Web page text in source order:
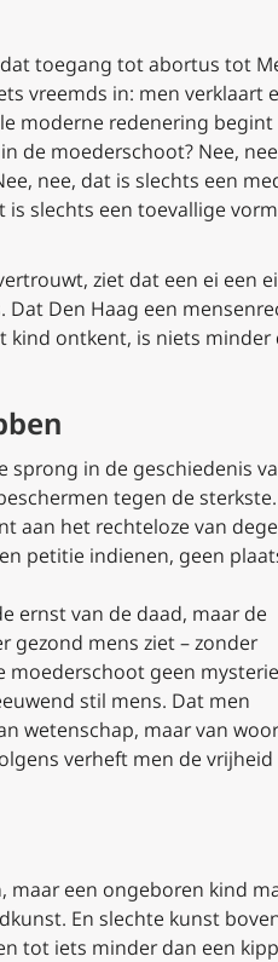
toegang tot abortus tot
vreemds in: men verklaart
moderne redenering begint
de moederschoot? Nee,
nee, dat is slechts een
is slechts een toevallige
ziet dat een ei een
Den Haag een
kind ontkent, is niets minder
sprong in de geschiedenis
tegen de
aan het rechteloze van
petitie indienen, geen
ernst van de daad, maar de
gezond mens ziet – zonder
moederschoot geen
stil mens. Dat men
wetenschap, maar van
verheft men de
maar een ongeboren kind
En slechte kunst
tot iets minder dan een